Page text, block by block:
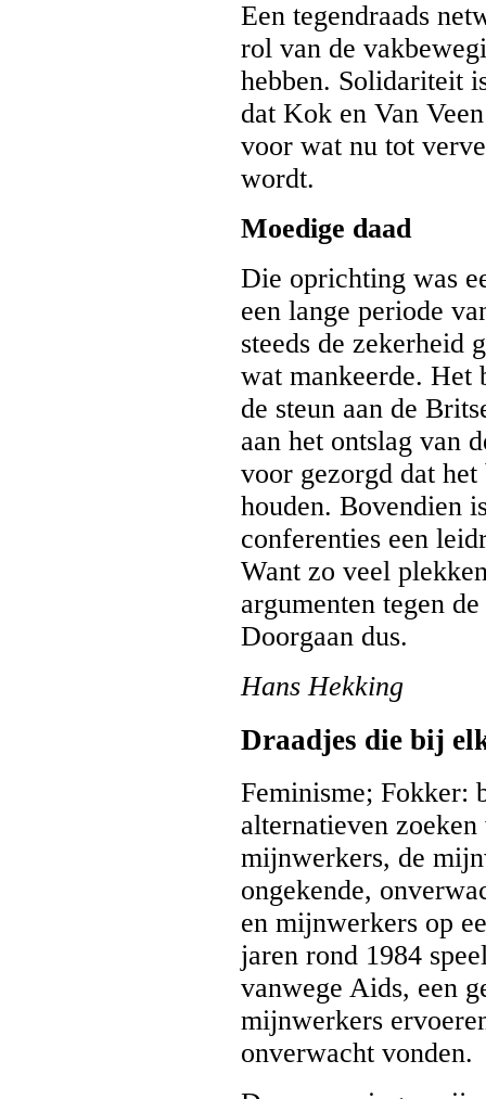
Een tegendraads
rol van de
hebben. Solidariteit
dat Kok en Van
voor wat nu tot
wordt.
Moedige daad
Die oprichting was
een lange periode
steeds de zekerheid
wat mankeerde.
de steun aan de
aan het ontslag van
voor gezorgd dat
houden. Bovendien
conferenties een
Want zo veel
argumenten tegen
Doorgaan dus.
Hans Hekking
Draadjes die bij
Feminisme; Fokker:
alternatieven
mijnwerkers, de
ongekende,
en mijnwerkers op
jaren rond 1984
vanwege Aids, een
mijnwerkers
onverwacht vonden.